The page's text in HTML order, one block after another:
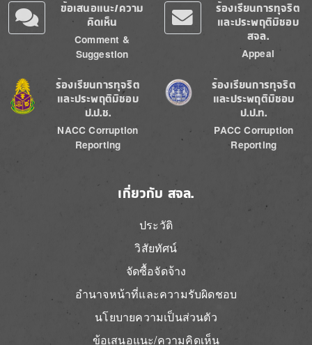
ข้อเสนอแนะ/ความ
คิดเห็น
Comment &
Suggestion
ร้องเรียนการทุจริต
และประพฤติมิชอบ
สจล.
Appeal
Image
ร้องเรียนการทุจริต
และประพฤติมิชอบ
ป.ป.ช.
NACC Corruption
Reporting
Image
ร้องเรียนการทุจริต
และประพฤติมิชอบ
ป.ป.ท.
PACC Corruption
Reporting
เกี่ยวกับ สจล.
ประวัติ
วิสัยทัศน์
จัดซื้อจัดจ้าง
อำนาจหน้าที่และความรับผิดชอบ
นโยบายความเป็นส่วนตัว
ข้อเสนอแนะ/ความคิดเห็น